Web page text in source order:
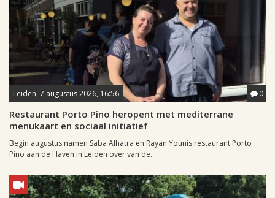
Leiden, 7 augustus 2026, 16:56 0
Restaurant Porto Pino heropent met mediterrane
menukaart en sociaal initiatief
Begin augustus namen Saba Alhatra en Rayan Younis restaurant Porto
Pino aan de Haven in Leiden over van de...